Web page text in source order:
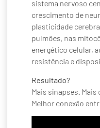
sistema nervoso
crescimento de
plasticidade
pulmões, nas
energético celular,
resistência e
Resultado?
Mais sinapses. Mais
Melhor conexão